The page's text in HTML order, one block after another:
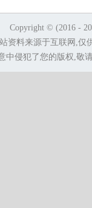
Copyright © (2016 -
资料来源于互联网,仅
中侵犯了您的版权,敬